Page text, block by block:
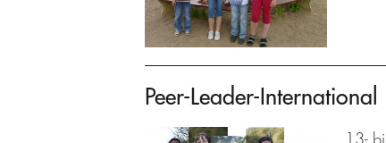
Peer-Leader-International
13-